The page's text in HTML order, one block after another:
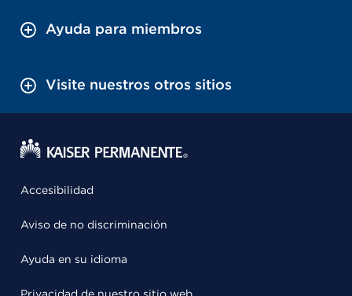
Ayuda para miembros
Visite nuestros otros sitios
Accesibilidad
Aviso de no discriminación
Ayuda en su idioma